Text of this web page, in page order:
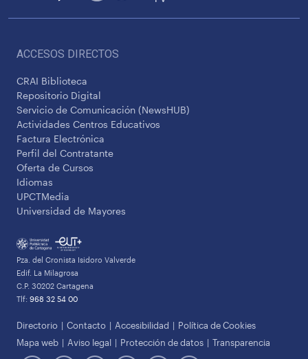
ACCESOS DIRECTOS
CRAI Biblioteca
Repositorio Digital
Servicio de Comunicación (NewsHUB)
Actividades Centros Educativos
Factura Electrónica
Perfil del Contratante
Oferta de Cursos
Idiomas
UPCTMedia
Universidad de Mayores
Pza. del Cronista Isidoro Valverde
Edif. La Milagrosa
C.P. 30202 Cartagena
Tlf: 968 32 54 00
Directorio Contacto Accesibilidad
Política de Cookies
Mapa web
Aviso legal Protección de datos Transparencia